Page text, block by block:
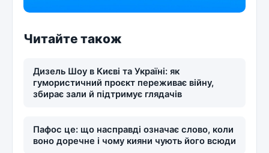
Читайте також
Дизель Шоу в Києві та Україні: як
гумористичний проєкт переживає війну,
збирає зали й підтримує глядачів
Пафос це: що насправді означає слово, коли
воно доречне і чому кияни чують його всюди